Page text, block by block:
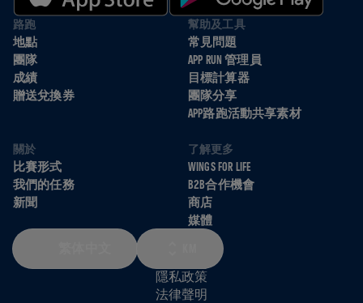
路跑
地點
團隊
成績
贈送兌換券
幫助及工具
常見問題
APP RUN 管理員
目標計算器
團隊分享
APP路跑活動共享素材
關於
比賽形式
我們的任務
新聞
了解更多
WINGS FOR LIFE
B2B合作機會
商店
媒體
隱私政策
法律聲明